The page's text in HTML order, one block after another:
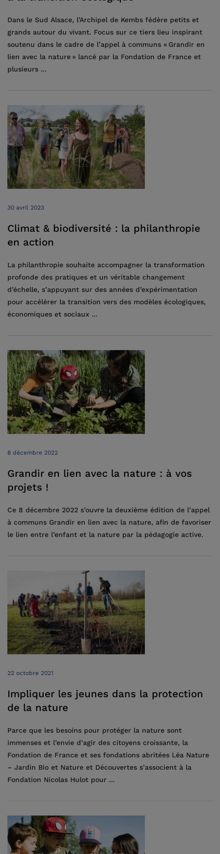
Dans le Sud Alsace, l’Archipel de Kembs fédère petits et
grands autour du vivant. Focus sur ce tiers lieu inspirant
soutenu dans le cadre de l’appel à communs « Grandir en
lien avec la nature » lancé par la Fondation de France et
plusieurs ...
30 avril 2023
Climat & biodiversité : la philanthropie
en action
La philanthropie souhaite accompagner la transformation
profonde des pratiques et un véritable changement
d’échelle, s’appuyant sur des années d’expérimentation
pour accélérer la transition vers des modèles écologiques,
économiques et sociaux ...
8 décembre 2022
Grandir en lien avec la nature : à vos
projets !
Ce 8 décembre 2022 s’ouvre la deuxième édition de l’appel
à communs Grandir en lien avec la nature, afin de favoriser
le lien entre l’enfant et la nature par la pédagogie active.
22 octobre 2021
Impliquer les jeunes dans la protection
de la nature
Parce que les besoins pour protéger la nature sont
immenses et l’envie d’agir des citoyens croissante, la
Fondation de France et ses fondations abritées Léa Nature
– Jardin Bio et Nature et Découvertes s’associent à la
Fondation Nicolas Hulot pour ...